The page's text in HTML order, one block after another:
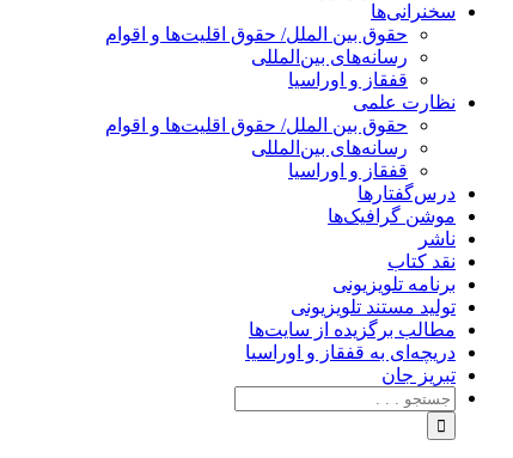
سخنرانی‌ها
حقوق بین الملل/ حقوق اقلیت‌ها و اقوام
رسانه‌های بین‌المللی
قفقاز و اوراسیا
نظارت علمی
حقوق بین الملل/ حقوق اقلیت‌ها و اقوام
رسانه‌های بین‌المللی
قفقاز و اوراسیا
درس‌گفتارها
موشن گرافیک‌ها
ناشر
نقد کتاب
برنامه‌ تلویزیونی
تولید مستند تلویزیونی
مطالب برگزیده از سایت‌ها
دریچه‌ای به قفقاز و اوراسیا
تبریزِ جان
جستجو
برای: